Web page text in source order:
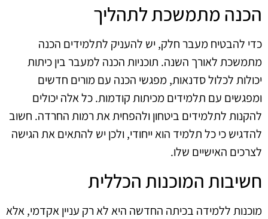
הכנה מתמשכת לתהליך
כדי להבטיח מעבר חלק, יש להעניק לתלמידים הכנה
מתמשכת לאורך השנה. תוכניות הכנה למעבר בין כיתות
יכולות לכלול סדנאות, מפגשי הכנה עם מורים חדשים
ומפגשים עם תלמידים מכיתות קודמות. כל אלה יכולים
להקנות לתלמידים ביטחון ולהפחית את רמות החרדה. חשוב
להדגיש כי כל תלמיד הוא ייחודי, ולכן יש להתאים את הגישה
לצרכים האישיים שלו.
חשיבות המוכנות הכללית
מוכנות ללמידה בכיתה החדשה היא לא רק עניין אקדמי, אלא